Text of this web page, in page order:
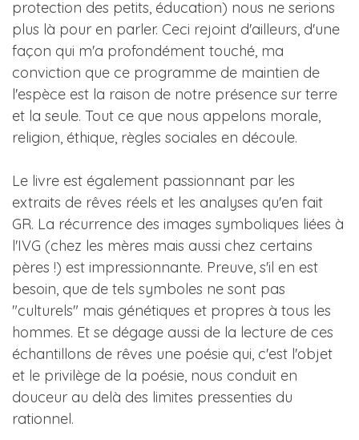
protection des petits, éducation) nous ne serions
plus là pour en parler. Ceci rejoint d'ailleurs, d'une
façon qui m'a profondément touché, ma
conviction que ce programme de maintien de
l'espèce est la raison de notre présence sur terre
et la seule. Tout ce que nous appelons morale,
religion, éthique, règles sociales en découle.
Le livre est également passionnant par les
extraits de rêves réels et les analyses qu'en fait
GR. La récurrence des images symboliques liées à
l'IVG (chez les mères mais aussi chez certains
pères !) est impressionnante. Preuve, s'il en est
besoin, que de tels symboles ne sont pas
"culturels" mais génétiques et propres à tous les
hommes. Et se dégage aussi de la lecture de ces
échantillons de rêves une poésie qui, c'est l'objet
et le privilège de la poésie, nous conduit en
douceur au delà des limites pressenties du
rationnel.